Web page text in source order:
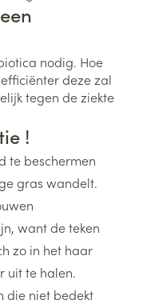
nodig. Hoe
deze zal
tegen de ziekte
!
te beschermen
gras wandelt.
want de teken
zo in het haar
uit te halen.
die niet bedekt